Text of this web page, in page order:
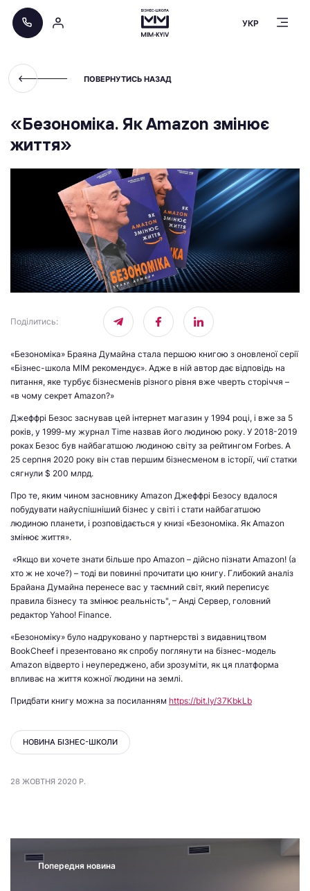
УКР
ПОВЕРНУТИСЬ НАЗАД
«Безономіка. Як Amazon змінює
життя»
Поділитись:
«Безономіка» Браяна Думайна стала першою книгою з оновленої серії
«Бізнес-школа МІМ рекомендує». Адже в ній автор дає відповідь на
питання, яке турбує бізнесменів різного рівня вже чверть сторіччя –
«в чому секрет Amazon?»
Джеффрі Безос заснував цей інтернет магазин у 1994 році, і вже за 5
років, у 1999-му журнал Time назвав його людиною року. У 2018-2019
роках Безос був найбагатшою людиною світу за рейтингом Forbes. А
25 серпня 2020 року він став першим бізнесменом в історії, чиї статки
сягнули $ 200 млрд.
Про те, яким чином засновнику Amazon Джеффрі Безосу вдалося
побудувати найуспішніший бізнес у світі і стати найбагатшою
людиною планети, і розповідається у книзі «Безономіка. Як Amazon
змінює життя».
«Якщо ви хочете знати більше про Amazon – дійсно пізнати Amazon! (а
хто ж не хоче?) – тоді ви повинні прочитати цю книгу. Глибокий аналіз
Брайана Думайна перенесе вас у таємний світ, який переписує
правила бізнесу та змінює реальність", – Анді Сервер, головний
редактор Yahoo! Finance.
«Безономіку» було надруковано у партнерстві з видавництвом
BookCheef і презентовано як спробу поглянути на бізнес-модель
Amazon відверто і неупереджено, аби зрозуміти, як ця платформа
впливає на життя кожної людини на землі.
Придбати книгу можна за посиланням https://bit.ly/37KbkLb
НОВИНА БІЗНЕС-ШКОЛИ
28 ЖОВТНЯ 2020 Р.
Попередня новина